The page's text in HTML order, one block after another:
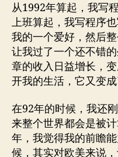
从1992年算起，我写
上班算起，我写程序
我的一个爱好，然后
让我过了一个还不错
章的收入日益增长，
开我的生活，它又变成
在92年的时候，我还
来整个世界都会是被
年，我觉得我的前瞻
候，其实对欧美来说